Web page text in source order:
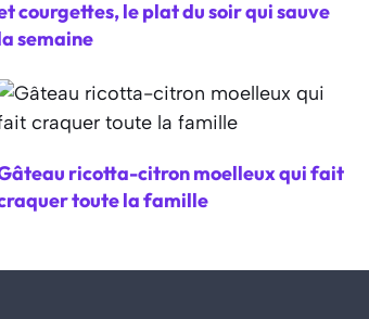
courgettes, le plat du soir qui sauve
semaine
ricotta-citron moelleux qui fait
toute la famille